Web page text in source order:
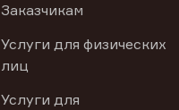
Заказчикам
Услуги для физических
лиц
Услуги для